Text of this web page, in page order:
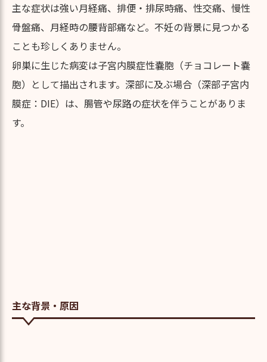
主な症状は強い月経痛、排便・排尿時痛、性交痛、慢性
骨盤痛、月経時の腰背部痛など。不妊の背景に見つかる
ことも珍しくありません。
卵巣に生じた病変は子宮内膜症性嚢胞（チョコレート嚢
胞）として描出されます。深部に及ぶ場合（深部子宮内
膜症：DIE）は、腸管や尿路の症状を伴うことがありま
す。
主な背景・原因